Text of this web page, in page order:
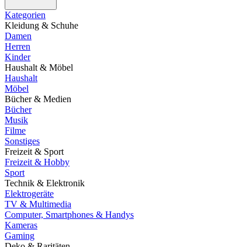
Kategorien
Kleidung & Schuhe
Damen
Herren
Kinder
Haushalt & Möbel
Haushalt
Möbel
Bücher & Medien
Bücher
Musik
Filme
Sonstiges
Freizeit & Sport
Freizeit & Hobby
Sport
Technik & Elektronik
Elektrogeräte
TV & Multimedia
Computer, Smartphones & Handys
Kameras
Gaming